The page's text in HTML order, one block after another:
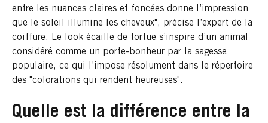
entre les nuances claires et foncées donne l’impression
que le soleil illumine les cheveux", précise l’expert de la
coiffure. Le look écaille de tortue s’inspire d’un animal
considéré comme un porte-bonheur par la sagesse
populaire, ce qui l’impose résolument dans le répertoire
des "colorations qui rendent heureuses".
Quelle est la différence entre la